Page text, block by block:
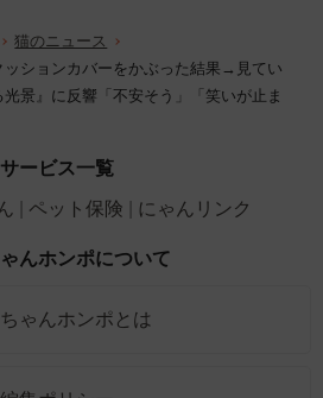
猫のニュース
ッションカバーをかぶった結果→見てい
景』に反響「不安そう」「笑いが止ま
サービス一覧
ペット保険 にゃんリンク
んホンポについて
ゃんホンポとは